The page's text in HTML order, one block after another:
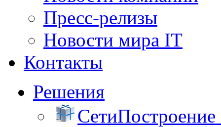
Пресс-релизы
Новости мира IT
Контакты
Решения
Сети